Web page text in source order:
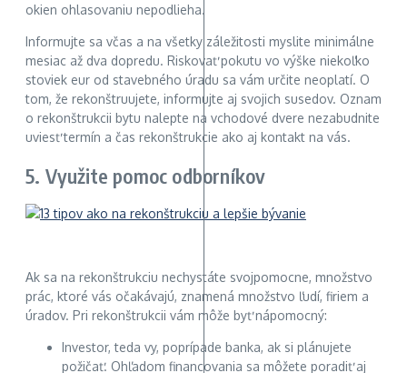
okien ohlasovaniu nepodlieha.
Informujte sa včas a na všetky záležitosti myslite minimálne
mesiac až dva dopredu. Riskovať pokutu vo výške niekoľko
stoviek eur od stavebného úradu sa vám určite neoplatí. O
tom, že rekonštruujete, informujte aj svojich susedov. Oznam
o rekonštrukcii bytu nalepte na vchodové dvere nezabudnite
uviesť termín a čas rekonštrukcie ako aj kontakt na vás.
5. Využite pomoc odborníkov
Ak sa na rekonštrukciu nechystáte svojpomocne, množstvo
prác, ktoré vás očakávajú, znamená množstvo ľudí, firiem a
úradov. Pri rekonštrukcii vám môže byť nápomocný:
Investor, teda vy, poprípade banka, ak si plánujete
požičať. Ohľadom financovania sa môžete poradiť aj